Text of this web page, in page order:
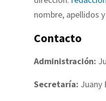
nombre, apellidos
Contacto
Administración:
Secretaría: Juany